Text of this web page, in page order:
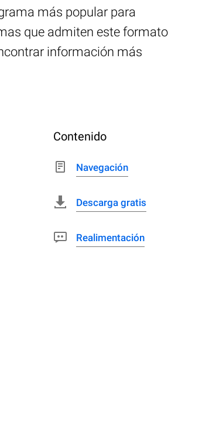
más popular para
que admiten este formato
información más
Contenido
Navegación
Descarga gratis
Realimentación